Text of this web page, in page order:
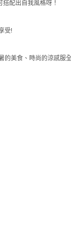
配出自我風格呀！
受!
的美食、時尚的涼感服